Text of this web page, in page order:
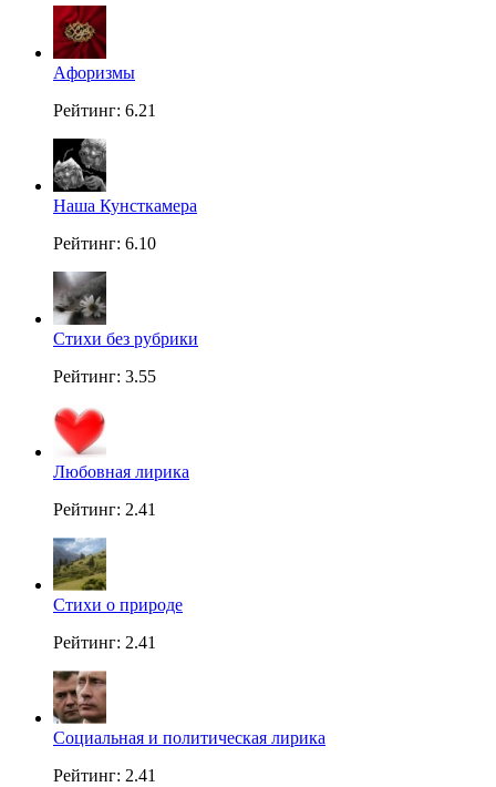
Aфоризмы
Рейтинг: 6.21
Наша Кунсткамера
Рейтинг: 6.10
Стихи без рубрики
Рейтинг: 3.55
Любовная лирика
Рейтинг: 2.41
Стихи о природе
Рейтинг: 2.41
Социальная и политическая лирика
Рейтинг: 2.41